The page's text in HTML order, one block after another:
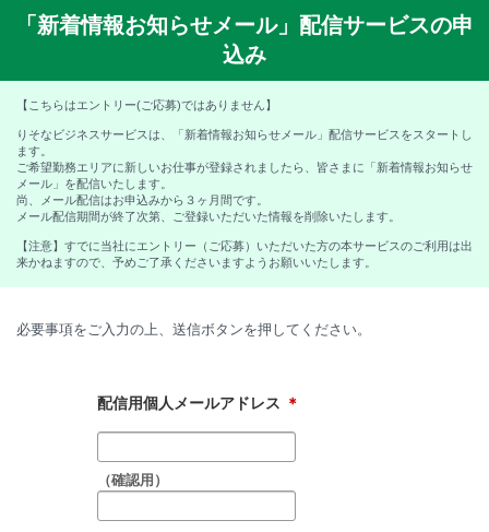
「新着情報お知らせメール」配信サービスの申
込み
【こちらはエントリー(ご応募)ではありません】
りそなビジネスサービスは、「新着情報お知らせメール」配信サービスをスタートし
ます。
ご希望勤務エリアに新しいお仕事が登録されましたら、皆さまに「新着情報お知らせ
メール」を配信いたします。
尚、メール配信はお申込みから３ヶ月間です。
メール配信期間が終了次第、ご登録いただいた情報を削除いたします。
【注意】すでに当社にエントリー（ご応募）いただいた方の本サービスのご利用は出
来かねますので、予めご了承くださいますようお願いいたします。
必要事項をご入力の上、送信ボタンを押してください。
配信用個人メールアドレス ＊
（確認用）